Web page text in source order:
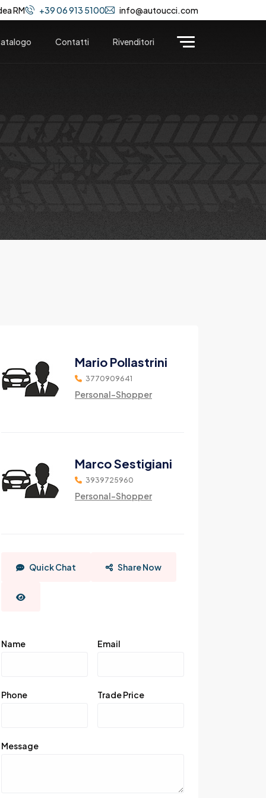
RM +39 06 913 5100 info@autoucci.com
Contatti Rivenditori
Mario Pollastrini
3770909641
Personal-Shopper
Marco Sestigiani
3939725960
Personal-Shopper
Quick Chat Share Now
Name Email
Phone Trade Price
Message